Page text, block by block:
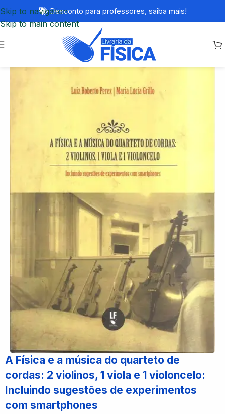
Skip to navigation
Skip to main content
Desconto para professores, saiba mais!
A Física e a música do quarteto de
cordas: 2 violinos, 1 viola e 1 violoncelo:
Incluindo sugestões de experimentos
com smartphones